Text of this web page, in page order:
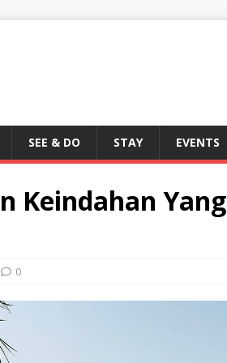
SEE & DO STAY EVENTS
Keindahan Yang
0